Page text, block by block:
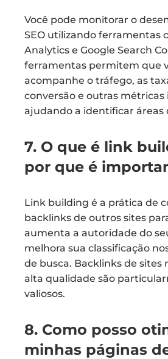
Você pode monitorar o
SEO utilizando ferramentas
Analytics e Google Search
ferramentas permitem que
acompanhe o tráfego, as
conversão e outras
ajudando a identificar áreas
7. O que é link
por que é
Link building é a prática de
backlinks de outros sites
aumenta a autoridade do
melhora sua classificação
de busca. Backlinks de sites
alta qualidade são
valiosos.
8. Como posso
minhas páginas